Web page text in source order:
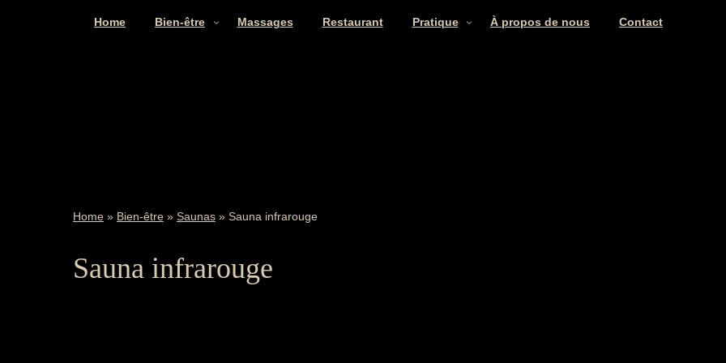
Home Bien-être Massages Restaurant Pratique À propos de nous Contact
Home » Bien-être » Saunas » Sauna infrarouge
Sauna infrarouge